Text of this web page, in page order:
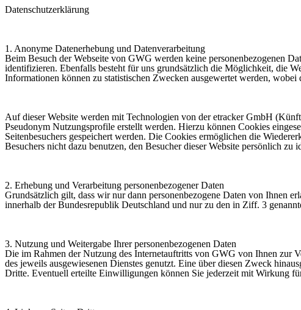
Datenschutzerklärung
1. Anonyme Datenerhebung und Datenverarbeitung
Beim Besuch der Webseite von GWG werden keine personenbezogenen
identifizieren. Ebenfalls besteht für uns grundsätzlich die Möglichkeit, die
Informationen können zu statistischen Zwecken ausgewertet werden,
Auf dieser Website werden mit Technologien von der etracker GmbH
Pseudonym Nutzungsprofile erstellt werden. Hierzu können Cookies
Seitenbesuchers gespeichert werden. Die Cookies ermöglichen die
Besuchers nicht dazu benutzen, den Besucher dieser Website persönlich
2. Erhebung und Verarbeitung personenbezogener Daten
Grundsätzlich gilt, dass wir nur dann personenbezogene Daten von Ihnen
innerhalb der Bundesrepublik Deutschland und nur zu den in Ziff. 3
3. Nutzung und Weitergabe Ihrer personenbezogenen Daten
Die im Rahmen der Nutzung des Internetauftritts von GWG von Ihnen zur
des jeweils ausgewiesenen Dienstes genutzt. Eine über diesen Zweck
Dritte. Eventuell erteilte Einwilligungen können Sie jederzeit mit Wirkung